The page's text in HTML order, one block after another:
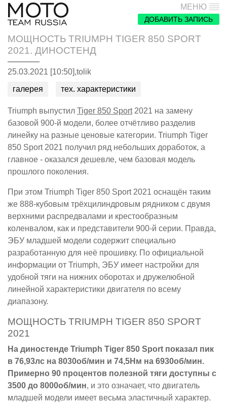
МЕНЮ
ДОБАВИТЬ ЗАПИСЬ
МОЩНОСТЬ TRIUMPH TIGER 850 SPORT
2021. ДИНОСТЕНД
25.03.2021 [10:50],tolik
галерея
тех. характеристики
Triumph выпустил Tiger 850 Sport2021 на замену
базовой 900-й модели, более отчётливо разделив
линейку на разные ценовые категории. Triumph Tiger
850 Sport 2021 получил ряд небольших доработок, а
главное - оказался дешевле, чем базовая модель
прошлого поколения.
При этом Triumph Tiger 850 Sport 2021 оснащён таким
же 888-кубовым трёхцилиндровым рядником с двумя
верхними распредвалами и крестообразным
коленвалом, как и представители 900-й серии. Правда,
ЭБУ младшей модели содержит специально
разработанную для неё прошивку. По официальной
информации от Triumph, ЭБУ имеет настройки для
удобной тяги на нижних оборотах и дружелюбной
линейной характеристики двигателя по всему
диапазону.
МОЩНОСТЬ TRIUMPH TIGER 850 SPORT
2021
На диностенде Triumph Tiger 850 Sport показал пик
в 76,93лс на 8030об/мин и 74,5Нм на 6930об/мин.
Примерно 90 процентов полезной тяги доступны с
3500 до 8000об/мин, и это означает, что двигатель
младшей модели имеет весьма эластичный характер.